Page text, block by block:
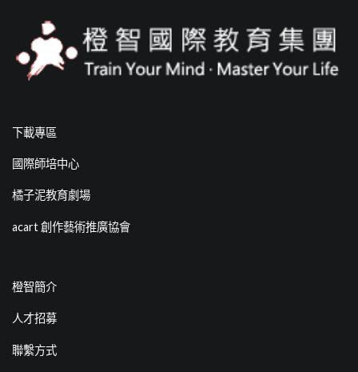
下載專區
國際師培中心
橘子泥教育劇場
acart 創作藝術推廣協會
橙智簡介
人才招募
聯繫方式